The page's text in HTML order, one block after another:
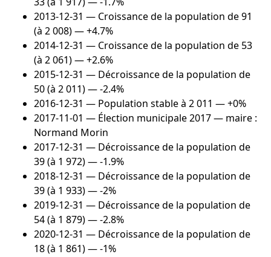
2013-12-31 — Croissance de la population de 91
(à 2 008) — +4.7%
2014-12-31 — Croissance de la population de 53
(à 2 061) — +2.6%
2015-12-31 — Décroissance de la population de
50 (à 2 011) — -2.4%
2016-12-31 — Population stable à 2 011 — +0%
2017-11-01 — Élection municipale 2017 — maire :
Normand Morin
2017-12-31 — Décroissance de la population de
39 (à 1 972) — -1.9%
2018-12-31 — Décroissance de la population de
39 (à 1 933) — -2%
2019-12-31 — Décroissance de la population de
54 (à 1 879) — -2.8%
2020-12-31 — Décroissance de la population de
18 (à 1 861) — -1%